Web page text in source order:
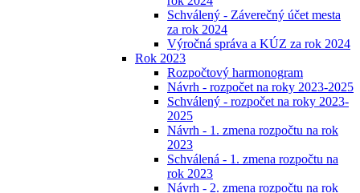
Schválený - Záverečný účet mesta
za rok 2024
Výročná správa a KÚZ za rok 2024
Rok 2023
Rozpočtový harmonogram
Návrh - rozpočet na roky 2023-2025
Schválený - rozpočet na roky 2023-
2025
Návrh - 1. zmena rozpočtu na rok
2023
Schválená - 1. zmena rozpočtu na
rok 2023
Návrh - 2. zmena rozpočtu na rok